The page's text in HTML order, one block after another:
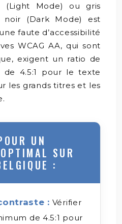
Mode) ou gris
(Dark Mode) est
faute d’accessibilité
WCAG AA, qui sont
exigent un ratio de
de 4.5:1 pour le texte
les grands titres et les
UN
SUR
:
: Vérifier
de 4.5:1 pour